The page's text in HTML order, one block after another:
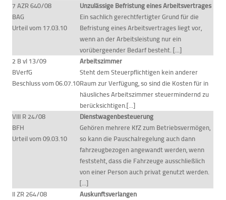
7 AZR 640/08
BAG
Urteil vom 17.03.10
Unzulässige Befristung eines Arbeitsvertrages
Ein sachlich gerechtfertigter Grund für die
Befristung eines Arbeitsvertrages liegt vor,
wenn an der Arbeitsleistung nur ein
vorübergeender Bedarf besteht. [...]
2 B vl 13/09
BVerfG
Beschluss vom 06.07.10
Arbeitszimmer
Steht dem Steuerpflichtigen kein anderer
Raum zur Verfügung, so sind die Kosten für in
häusliches Arbeitszimmer steuermindernd zu
berücksichtigen.[...]
VIII R 24/08
BFH
Urteil vom 09.03.10
Dienstwagenbesteuerung
Gehören mehrere KfZ zum Betriebsvermögen,
so kann die Pauschalregelung auch dann
fahrzeugbezogen angewandt werden, wenn
feststeht, dass die Fahrzeuge ausschließlich
von einer Person auch privat genutzt werden.
[...]
II ZR 264/08
Auskunftsverlangen